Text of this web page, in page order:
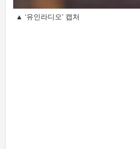
▲ ‘유인라디오’ 캡처